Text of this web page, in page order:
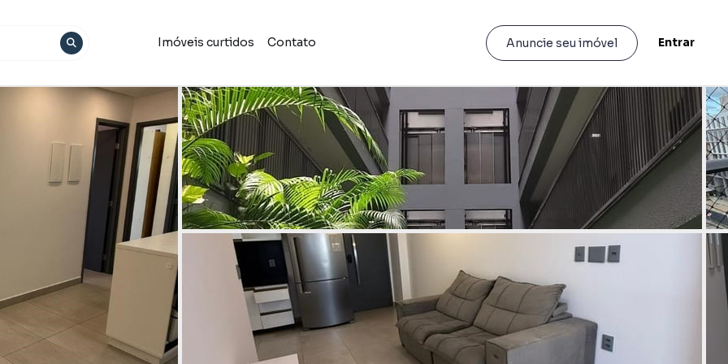
Imóveis curtidos Contato Anuncie seu imóvel Entrar